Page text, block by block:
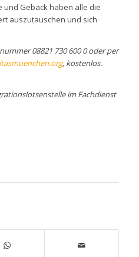
und Gebäck haben alle die
auszutauschen und sich
08821 730 600 0 oder per
, kostenlos.
im Fachdienst